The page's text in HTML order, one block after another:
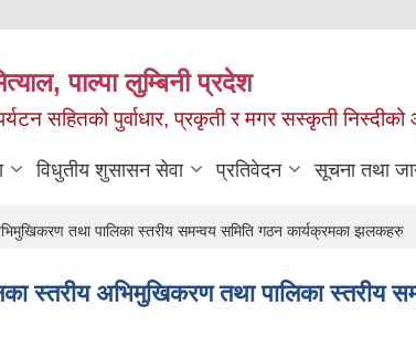
पाल्पा लुम्बिनी प्रदेश
पर्यटन सहितको पुर्वाधार, प्रकृती र मगर सस्कृती
विधुतीय शुसासन सेवा प्रतिवेदन सूचना तथा
तथा पालिका स्तरीय समन्वय समिति गठन कार्यक्रमका झलकहरु
स्तरीय अभिमुखिकरण तथा पालिका